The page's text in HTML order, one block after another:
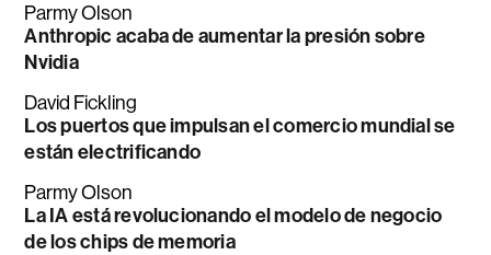
Parmy Olson
Anthropic acaba de aumentar la presión sobre
Nvidia
David Fickling
Los puertos que impulsan el comercio mundial se
están electrificando
Parmy Olson
La IA está revolucionando el modelo de negocio
de los chips de memoria